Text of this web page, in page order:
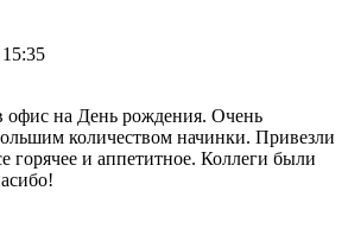
офис на День рождения. Очень
количеством начинки. Привезли
горячее и аппетитное. Коллеги были